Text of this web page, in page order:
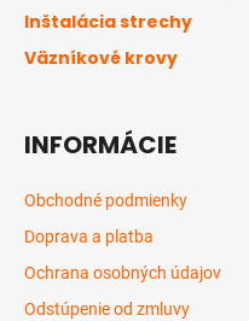
Inštalácia strechy
Väzníkové krovy
INFORMÁCIE
Obchodné podmienky
Doprava a platba
Ochrana osobných údajov
Odstúpenie od zmluvy